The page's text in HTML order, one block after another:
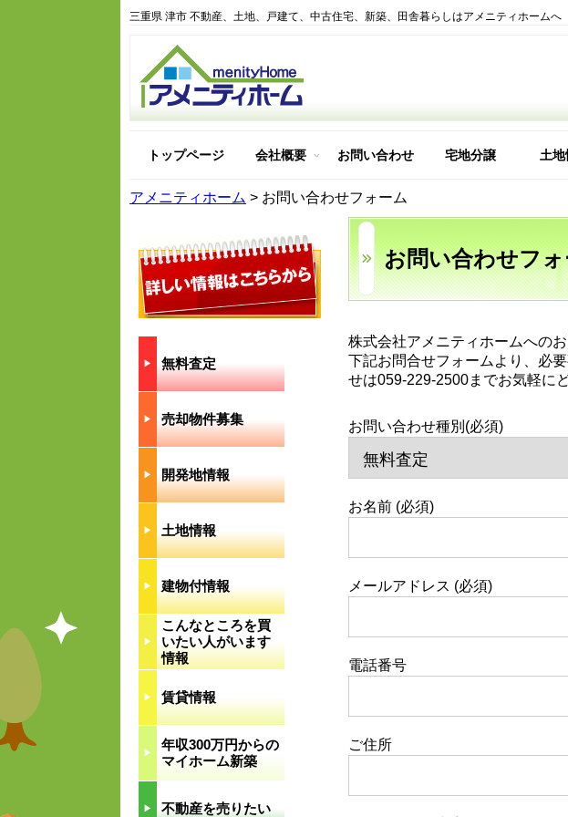
三重県 津市 不動産、土地、戸建て、中古住宅、新築、田舎暮らしはアメニティホームへ
トップページ
会社概要
お問い合わせ 宅地分譲 土地
アメニティホーム > お問い合わせフォーム
▶︎ 無料査定
▶︎ 売却物件募集
▶︎ 開発地情報
▶︎ 土地情報
▶︎ 建物付情報
▶︎
こんなところを買
いたい人がいます
情報
▶︎ 賃貸情報
▶︎
年収300万円からの
マイホーム新築
▶︎ 不動産を売りたい
お問い合わせフ
株式会社アメニティホームへの
下記お問合せフォームより、必
せは059-229-2500までお気軽にど
お問い合わせ種別(必須)
お名前 (必須)
メールアドレス (必須)
電話番号
ご住所